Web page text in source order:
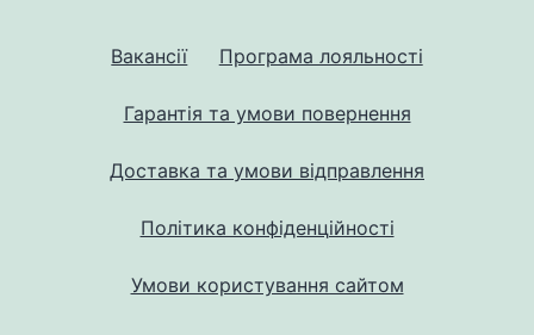
Вакансії Програма лояльності
Гарантія та умови повернення
Доставка та умови відправлення
Політика конфіденційності
Умови користування сайтом